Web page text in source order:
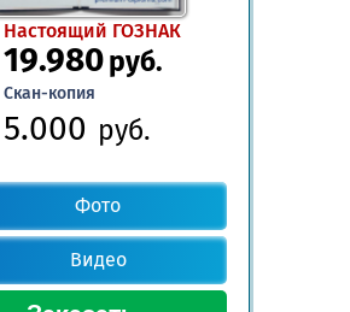
Настоящий ГОЗНАК
19.980руб.
Скан-копия
5.000 руб.
Фото
Видео